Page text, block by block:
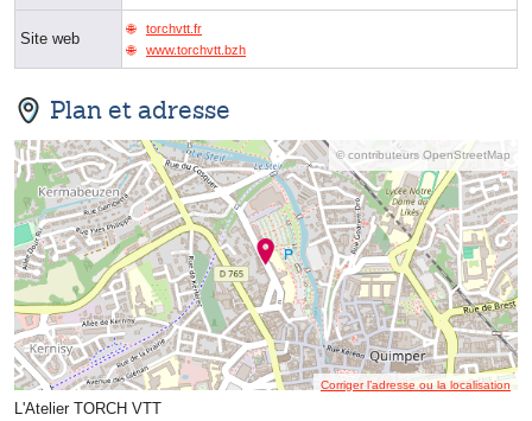
Site web
torchvtt.fr
www.torchvtt.bzh
Plan et adresse
© contributeurs OpenStreetMap
Corriger l’adresse ou la localisation
L'Atelier TORCH VTT